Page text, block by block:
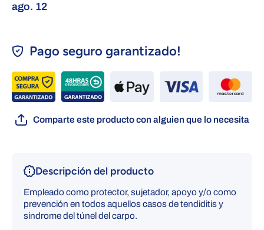
ago. 12
Pago seguro garantizado!
Comparte este producto con alguien que lo necesita
Descripción del producto
Empleado como protector, sujetador, apoyo y/o como
prevención en todos aquellos casos de tendiditis y
sindrome del túnel del carpo.